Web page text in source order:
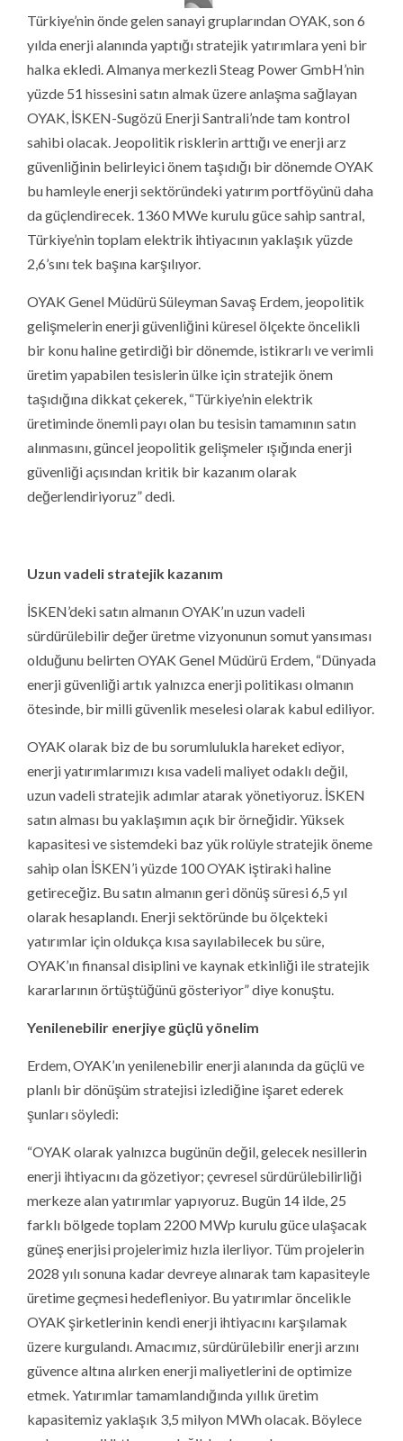
Türkiye’nin önde gelen sanayi gruplarından OYAK, son 6
yılda enerji alanında yaptığı stratejik yatırımlara yeni bir
halka ekledi. Almanya merkezli Steag Power GmbH’nin
yüzde 51 hissesini satın almak üzere anlaşma sağlayan
OYAK, İSKEN-Sugözü Enerji Santrali’nde tam kontrol
sahibi olacak. Jeopolitik risklerin arttığı ve enerji arz
güvenliğinin belirleyici önem taşıdığı bir dönemde OYAK
bu hamleyle enerji sektöründeki yatırım portföyünü daha
da güçlendirecek. 1360 MWe kurulu güce sahip santral,
Türkiye’nin toplam elektrik ihtiyacının yaklaşık yüzde
2,6’sını tek başına karşılıyor.
OYAK Genel Müdürü Süleyman Savaş Erdem, jeopolitik
gelişmelerin enerji güvenliğini küresel ölçekte öncelikli
bir konu haline getirdiği bir dönemde, istikrarlı ve verimli
üretim yapabilen tesislerin ülke için stratejik önem
taşıdığına dikkat çekerek, “Türkiye’nin elektrik
üretiminde önemli payı olan bu tesisin tamamının satın
alınmasını, güncel jeopolitik gelişmeler ışığında enerji
güvenliği açısından kritik bir kazanım olarak
değerlendiriyoruz” dedi.
Uzun vadeli stratejik kazanım
İSKEN’deki satın almanın OYAK’ın uzun vadeli
sürdürülebilir değer üretme vizyonunun somut yansıması
olduğunu belirten OYAK Genel Müdürü Erdem, “Dünyada
enerji güvenliği artık yalnızca enerji politikası olmanın
ötesinde, bir milli güvenlik meselesi olarak kabul ediliyor.
OYAK olarak biz de bu sorumlulukla hareket ediyor,
enerji yatırımlarımızı kısa vadeli maliyet odaklı değil,
uzun vadeli stratejik adımlar atarak yönetiyoruz. İSKEN
satın alması bu yaklaşımın açık bir örneğidir. Yüksek
kapasitesi ve sistemdeki baz yük rolüyle stratejik öneme
sahip olan İSKEN’i yüzde 100 OYAK iştiraki haline
getireceğiz. Bu satın almanın geri dönüş süresi 6,5 yıl
olarak hesaplandı. Enerji sektöründe bu ölçekteki
yatırımlar için oldukça kısa sayılabilecek bu süre,
OYAK’ın finansal disiplini ve kaynak etkinliği ile stratejik
kararlarının örtüştüğünü gösteriyor” diye konuştu.
Yenilenebilir enerjiye güçlü yönelim
Erdem, OYAK’ın yenilenebilir enerji alanında da güçlü ve
planlı bir dönüşüm stratejisi izlediğine işaret ederek
şunları söyledi:
“OYAK olarak yalnızca bugünün değil, gelecek nesillerin
enerji ihtiyacını da gözetiyor; çevresel sürdürülebilirliği
merkeze alan yatırımlar yapıyoruz. Bugün 14 ilde, 25
farklı bölgede toplam 2200 MWp kurulu güce ulaşacak
güneş enerjisi projelerimiz hızla ilerliyor. Tüm projelerin
2028 yılı sonuna kadar devreye alınarak tam kapasiteyle
üretime geçmesi hedefleniyor. Bu yatırımlar öncelikle
OYAK şirketlerinin kendi enerji ihtiyacını karşılamak
üzere kurgulandı. Amacımız, sürdürülebilir enerji arzını
güvence altına alırken enerji maliyetlerini de optimize
etmek. Yatırımlar tamamlandığında yıllık üretim
kapasitemiz yaklaşık 3,5 milyon MWh olacak. Böylece